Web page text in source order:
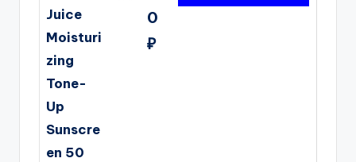
Juice
Moisturi
zing
Tone-
Up
Sunscre
en 50
0
₽